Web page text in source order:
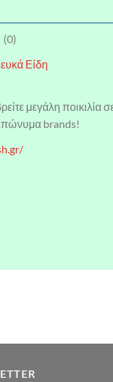
(0)
Είδη
μεγάλη ποικιλία
brands!